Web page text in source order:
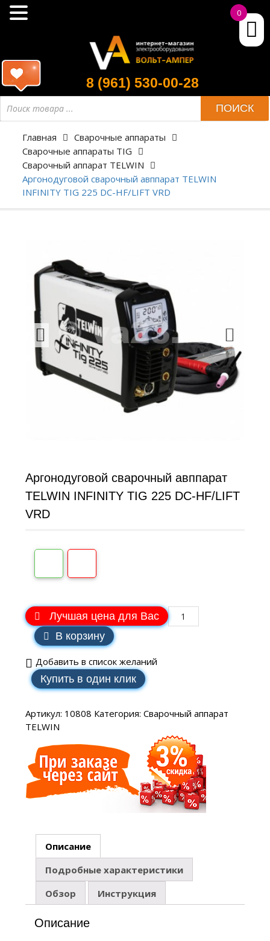
8 (961) 530-00-28
ПОИСК
Главная
Сварочные аппараты
Сварочные аппараты TIG
Сварочный аппарат TELWIN
Аргонодуговой сварочный авппарат TELWIN
INFINITY TIG 225 DC-HF/LIFT VRD
Аргонодуговой сварочный авппарат
TELWIN INFINITY TIG 225 DC-HF/LIFT
VRD
Лучшая цена для Вас
В корзину
Добавить в список желаний
Купить в один клик
Артикул: 10808 Категория: Сварочный аппарат
TELWIN
Описание
Подробные характеристики
Обзор
Инструкция
Описание
0